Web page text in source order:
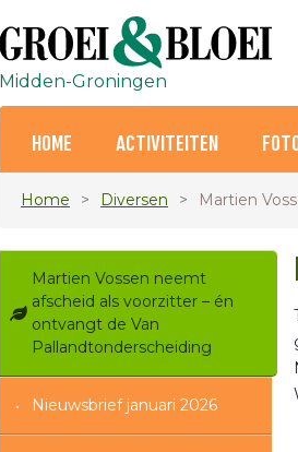
Midden-Groningen
HOME ACTIVITEITEN
Home Diversen Martien
Martien Vossen neemt
afscheid als voorzitter – én
ontvangt de Van
Pallandtonderscheiding
Nieuwsbrief januari 2026